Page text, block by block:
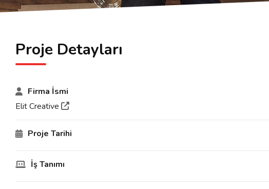
Proje Detayları
Firma İsmi
Elit Creative
Proje Tarihi
İş Tanımı